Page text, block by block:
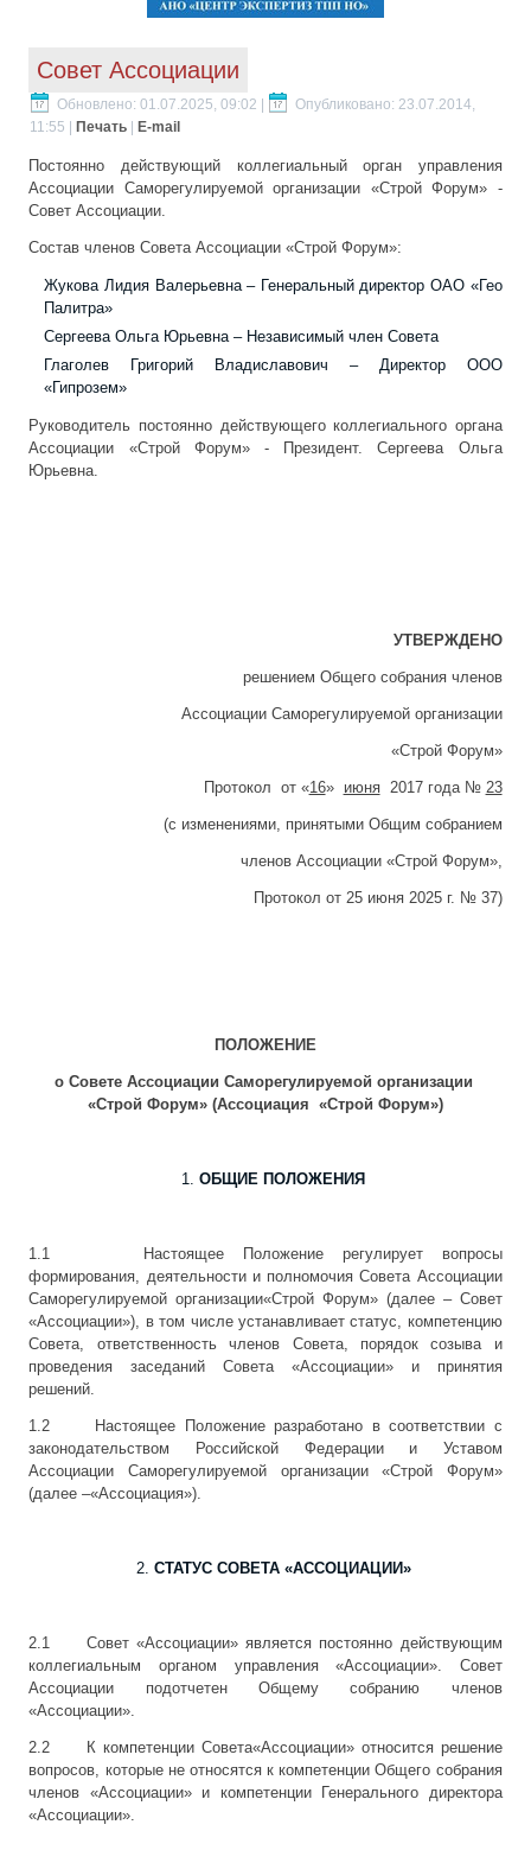
Совет Ассоциации
Обновлено: 01.07.2025, 09:02
Опубликовано: 23.07.2014,
11:55
Печать E-mail
Постоянно действующий коллегиальный орган управления
Ассоциации Саморегулируемой организации «Строй Форум» -
Совет Ассоциации.
Состав членов Совета Ассоциации «Строй Форум»:
Жукова Лидия Валерьевна – Генеральный директор ОАО «Гео
Палитра»
Сергеева Ольга Юрьевна – Независимый член Совета
Глаголев Григорий Владиславович – Директор ООО
«Гипрозем»
Руководитель постоянно действующего коллегиального органа
Ассоциации «Строй Форум» - Президент. Сергеева Ольга
Юрьевна.
УТВЕРЖДЕНО
решением Общего собрания членов
Ассоциации Саморегулируемой организации
«Строй Форум»
Протокол от «16» июня2017 года № 23
(с изменениями, принятыми Общим собранием
членов Ассоциации «Строй Форум»,
Протокол от 25 июня 2025 г. № 37)
ПОЛОЖЕНИЕ
о Совете Ассоциации Саморегулируемой организации
«Строй Форум» (Ассоциация «Строй Форум»)
ОБЩИЕ ПОЛОЖЕНИЯ
1.1 Настоящее Положение регулирует вопросы
формирования, деятельности и полномочия Совета Ассоциации
Саморегулируемой организации«Строй Форум» (далее – Совет
«Ассоциации»), в том числе устанавливает статус, компетенцию
Совета, ответственность членов Совета, порядок созыва и
проведения заседаний Совета «Ассоциации» и принятия
решений.
1.2 Настоящее Положение разработано в соответствии с
законодательством Российской Федерации и Уставом
Ассоциации Саморегулируемой организации «Строй Форум»
(далее –«Ассоциация»).
СТАТУС СОВЕТА «АССОЦИАЦИИ»
2.1 Совет «Ассоциации» является постоянно действующим
коллегиальным органом управления «Ассоциации». Совет
Ассоциации подотчетен Общему собранию членов
«Ассоциации».
2.2 К компетенции Совета«Ассоциации» относится решение
вопросов, которые не относятся к компетенции Общего собрания
членов «Ассоциации» и компетенции Генерального директора
«Ассоциации».